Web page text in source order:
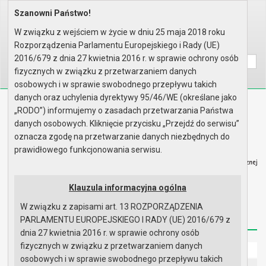
Home Prawo lokalne
Wyszukaj na stronie:
A AA
Biuletyn Informacji Publicznej
Urząd Miasta i Gminy w Gryfinie
Redakcja Instrukcja korzystania Dostępność
Strona główna
Szanowni Państwo!
W związku z wejściem w życie w dniu 25 maja 2018 roku
Rozporządzenia Parlamentu Europejskiego i Rady (UE)
2016/679 z dnia 27 kwietnia 2016 r. w sprawie ochrony osób
fizycznych w związku z przetwarzaniem danych
osobowych i w sprawie swobodnego przepływu takich
danych oraz uchylenia dyrektywy 95/46/WE (określane jako
„RODO”) informujemy o zasadach przetwarzania Państwa
danych osobowych. Kliknięcie przycisku „Przejdź do serwisu”
oznacza zgodę na przetwarzanie danych niezbędnych do
prawidłowego funkcjonowania serwisu.
Klauzula informacyjna ogólna
W związku z zapisami art. 13 ROZPORZĄDZENIA
PARLAMENTU EUROPEJSKIEGO I RADY (UE) 2016/679 z
dnia 27 kwietnia 2016 r. w sprawie ochrony osób
fizycznych w związku z przetwarzaniem danych
osobowych i w sprawie swobodnego przepływu takich